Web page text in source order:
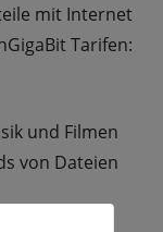
mit Internet
Tarifen:
und Filmen
von Dateien